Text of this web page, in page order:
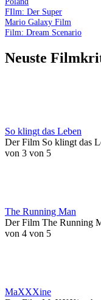
FIlm: Der Super
Mario Galaxy Film
Film: Dream Scenario
Neuste
So klingt das Leben
Der Film So klingt das
von 3 von 5
The Running Man
Der Film The Running
von 4 von 5
MaXXXine